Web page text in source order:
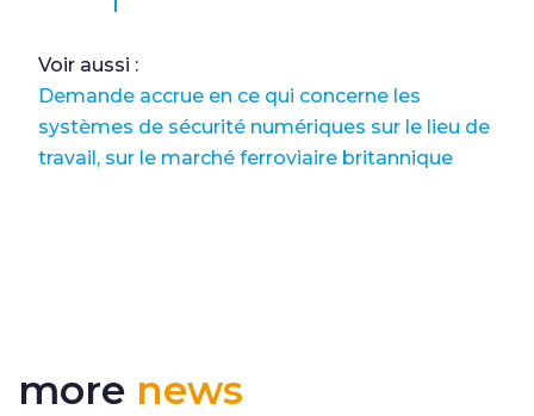
Voir aussi :
Demande accrue en ce qui concerne les
systèmes de sécurité numériques sur le lieu de
travail, sur le marché ferroviaire britannique
more news